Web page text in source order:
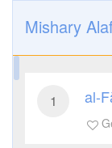
Mishary
1 al-